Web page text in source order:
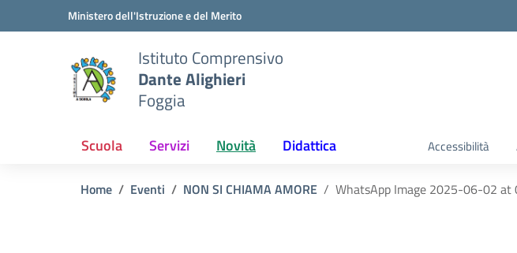
Vai ai contenuti
Vai al menu di navigazioneMinistero dell'Istruzione e del Merito
Istituto Comprensivo
Dante Alighieri
Foggia
Scuola Servizi Novità Didattica Accessibilità
Home Eventi NON SI CHIAMA AMORE WhatsApp Image 2025-06-02 at